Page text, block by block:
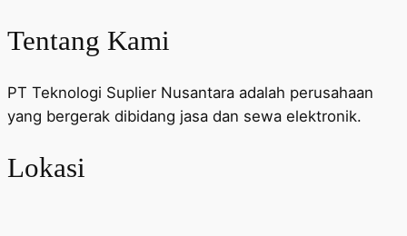
Tentang Kami
PT Teknologi Suplier Nusantara adalah perusahaan
yang bergerak dibidang jasa dan sewa elektronik.
Lokasi